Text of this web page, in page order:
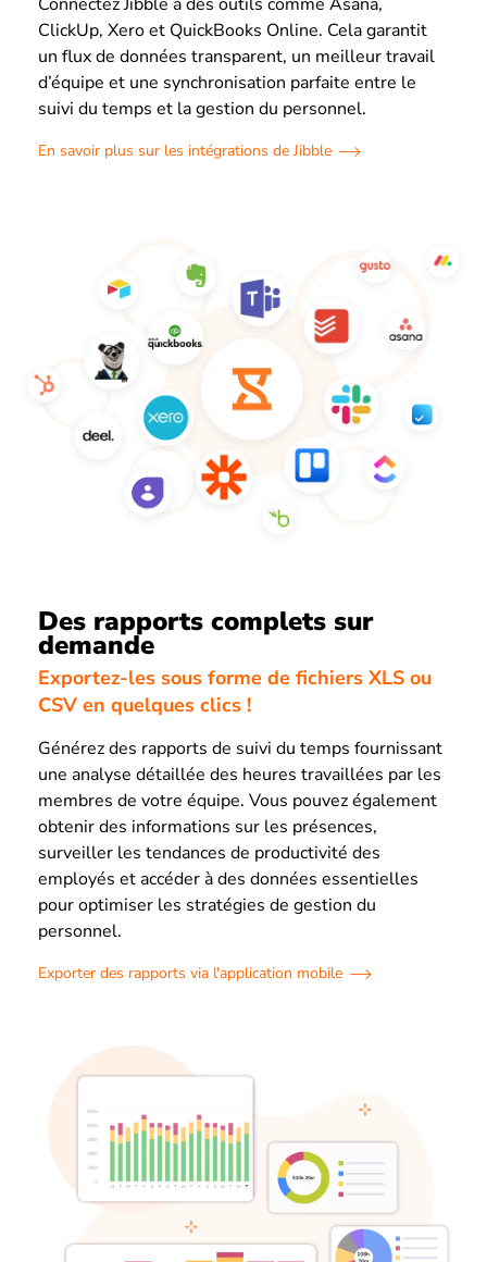
ClickUp, Xero et QuickBooks Online. Cela garantit
un flux de données transparent, un meilleur travail
d’équipe et une synchronisation parfaite entre le
suivi du temps et la gestion du personnel.
En savoir plus sur les intégrations de Jibble
Des rapports complets sur
demande
Exportez-les sous forme de fichiers XLS ou
CSV en quelques clics !
Générez des rapports de suivi du temps fournissant
une analyse détaillée des heures travaillées par les
membres de votre équipe. Vous pouvez également
obtenir des informations sur les présences,
surveiller les tendances de productivité des
employés et accéder à des données essentielles
pour optimiser les stratégies de gestion du
personnel.
Exporter des rapports via l'application mobile